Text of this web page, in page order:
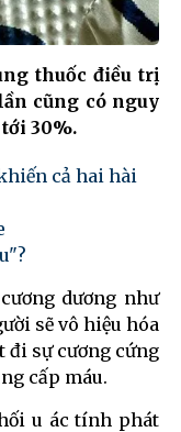
thuốc điều trị
cũng có nguy
30%.
cả hai hài
dương như
sẽ vô hiệu hóa
đi sự cương cứng
cấp máu.
u ác tính phát